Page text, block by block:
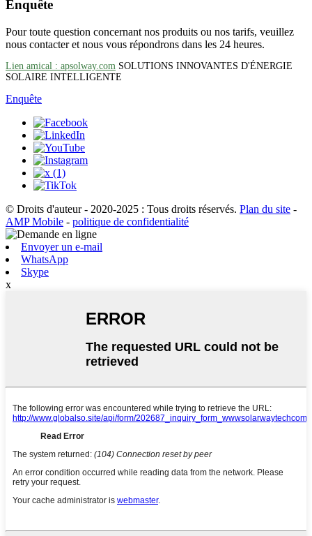
Enquête
Pour toute question concernant nos produits ou nos tarifs, veuillez
nous contacter et nous vous répondrons dans les 24 heures.
Lien amical : apsolway.com SOLUTIONS INNOVANTES D'ÉNERGIE
SOLAIRE INTELLIGENTE
Enquête
© Droits d'auteur - 2020-2025 : Tous droits réservés. Plan du site -
AMP Mobile - politique de confidentialité
Envoyer un e-mail
WhatsApp
Skype
x